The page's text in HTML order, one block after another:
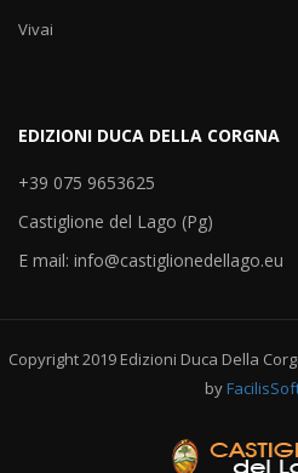
Vivai
EDIZIONI DUCA DELLA CORGNA
+39 075 9653625
Castiglione del Lago (Pg)
E mail: info@castiglionedellago.eu
Copyright 2019 Edizioni Duca Della
by